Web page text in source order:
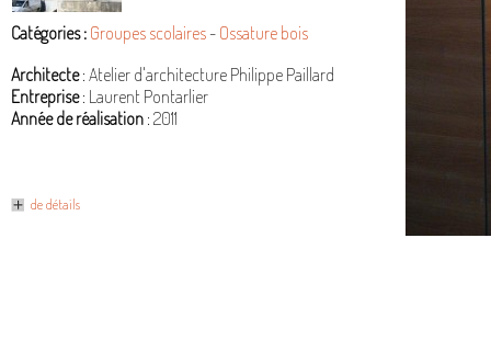
Catégories : Groupes scolaires - Ossature bois
Architecte: Atelier d'architecture Philippe Paillard
Entreprise: Laurent Pontarlier
Année de réalisation : 2011
de détails